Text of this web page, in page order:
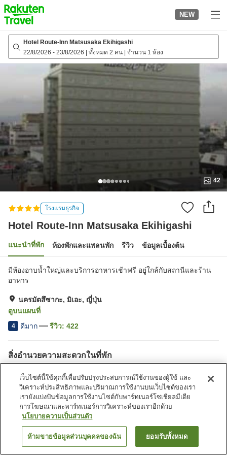
to
top
page
NEW
Hotel Route-Inn Matsusaka Ekihigashi
22/8/2026 - 23/8/2026 ทั้งหมด 2 คน จำนวน 1 ห้อง
42
โรงแรมธุรกิจ
Hotel Route-Inn Matsusaka Ekihigashi
แนะนำที่พัก ห้องพักและแพลนพัก รีวิว ข้อมูลเบื้องต้น
มีห้องอาบน้ำใหญ่และบริการอาหารเช้าฟรี อยู่ใกล้กับสถานีและร้าน
อาหาร
นครมัตสึซากะ, มิเอะ, ญี่ปุ่น
ดูบนแผนที่
4 ดีมาก รีวิว: 422
สิ่งอำนวยความสะดวกในที่พัก
ร้านอาหาร
ตู้จำหน่ายอัตโนมัติ
หน้าแรก ญี่ปุ่น มิเอะ
นครมัตสึซากะ
Hotel Route-Inn Matsusaka Ekihigashi
ค้นหาห้องพัก
เว็บไซต์นี้ใช้คุกกี้เพื่อปรับปรุงประสบการณ์ใช้งานของผู้ใช้ และ
วิเคราะห์ประสิทธิภาพและปริมาณการใช้งานบนเว็บไซต์ของเรา
เรายังแบ่งปันข้อมูลการใช้งานไซต์กับพาร์ทเนอร์โซเชียลมีเดีย
การโฆษณาและพาร์ทเนอร์การวิเคราะห์ของเราอีกด้วย
นโยบายความเป็นส่วนตัว
ห้ามขายข้อมูลส่วนบุคคลของฉัน ยอมรับทั้งหมด